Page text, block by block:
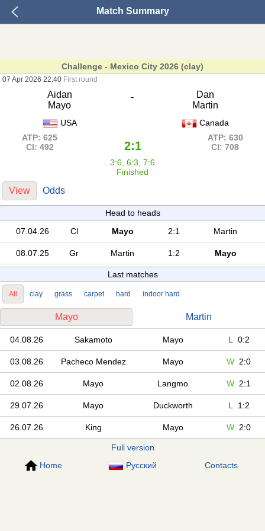
Match Summary
Challenge - Mexico City 2026 (clay)
07 Apr 2026 22:40 First round
Aidan
Mayo
-
Dan
Martin
USA
Canada
ATP: 625
Cl: 492
2:1
ATP: 630
Cl: 708
3:6, 6:3, 7:6
Finished
View Odds
Head to heads
07.04.26
Cl Mayo 2:1 Martin
08.07.25 Gr Martin 1:2 Mayo
Last matches
All clay grass carpet hard indoor hard
Mayo Martin
04.08.26 Sakamoto Mayo L 0:2
03.08.26 Pacheco Mendez Mayo W 2:0
02.08.26 Mayo Langmo W 2:1
29.07.26 Mayo Duckworth L 1:2
26.07.26 King Mayo W 2:0
Full version
Home
Русский Contacts